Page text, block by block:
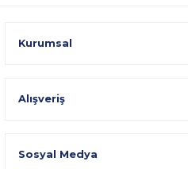
Kurumsal
Alışveriş
Sosyal Medya